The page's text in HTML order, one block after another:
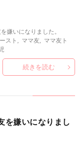
嫌いになりました。
スト ママ友
ママ友ト
続きを読む
を嫌いになりまし